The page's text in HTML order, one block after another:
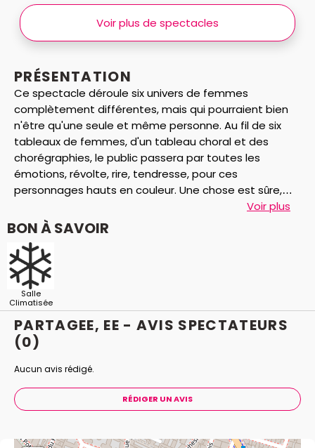
PRÉSENTATION
Ce spectacle déroule six univers de femmes
complètement différentes, mais qui pourraient bien
n'être qu'une seule et même personne. Au fil de six
tableaux de femmes, d'un tableau choral et des
chorégraphies, le public passera par toutes les
émotions, révolte, rire, tendresse, pour ces
personnages hauts en couleur. Une chose est sûre,
malgré le sérieux des propos traités, tout se fait avec
humour et fantaisie. Loin d'être une pièce uniquement
tous.
Voir plus
Voir plus de spectacles
BON À SAVOIR
Salle
Climatisée
PARTAGEE, EE - AVIS SPECTATEURS
(0)
Aucun avis rédigé.
RÉDIGER UN AVIS